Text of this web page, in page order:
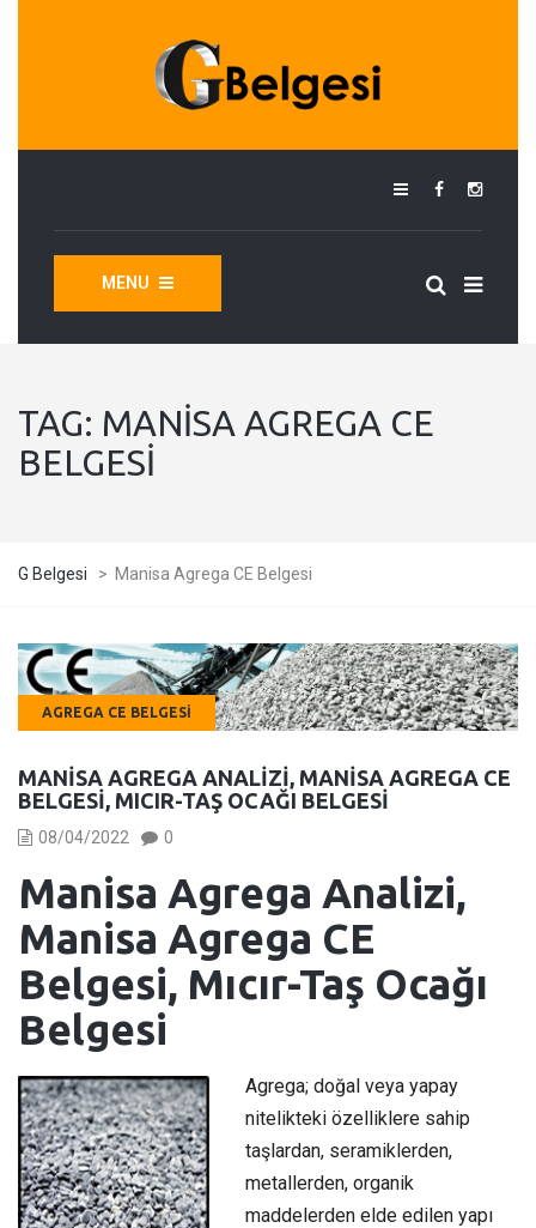
MENU
TAG: MANISA AGREGA CE
BELGESI
G Belgesi > Manisa Agrega CE Belgesi
AGREGA CE BELGESI
MANISA AGREGA ANALIZI, MANISA AGREGA CE
BELGESI, MICIR-TAŞ OCAĞI BELGESI
08/04/2022 0
Manisa Agrega Analizi,
Manisa Agrega CE
Belgesi, Mıcır-Taş Ocağı
Belgesi
Agrega; doğal veya yapay
nitelikteki özelliklere sahip
taşlardan, seramiklerden,
metallerden, organik
maddelerden elde edilen yapı